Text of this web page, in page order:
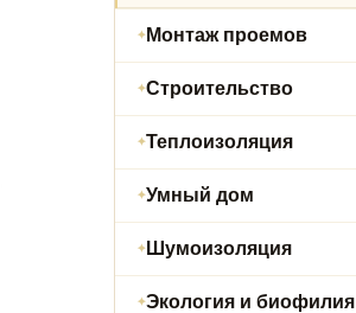
Монтаж проемов
Строительство
Теплоизоляция
Умный дом
Шумоизоляция
Экология и биофилия